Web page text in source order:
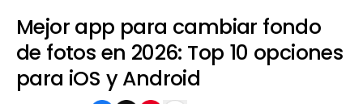
Mejor app para cambiar fondo
de fotos en 2026: Top 10 opciones
para iOS y Android